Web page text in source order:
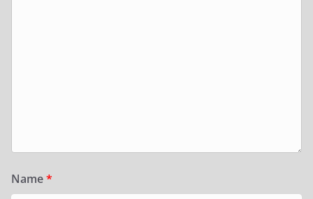
Name*